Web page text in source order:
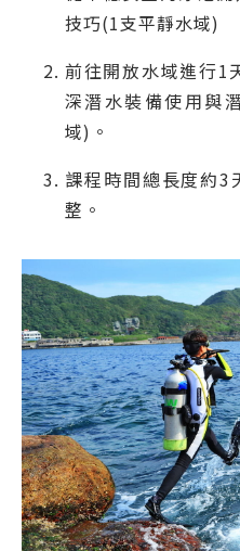
技巧(1支平靜水域)
前往開放水域進行1
深潛水裝備使用與
域)。
課程時間總長度約3
整。